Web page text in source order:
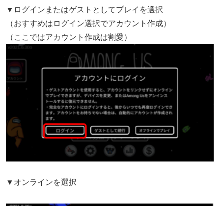
▼ログインまたはゲストとしてプレイを選択
（おすすめはログイン選択でアカウント作成）
（ここではアカウント作成は割愛）
▼オンラインを選択